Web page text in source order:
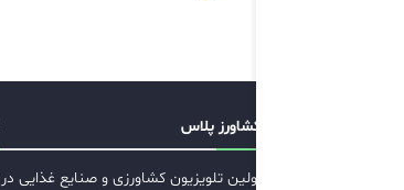
کشاورز پلاس
اولین تلویزیون کشاورزی و صنایع غذایی در